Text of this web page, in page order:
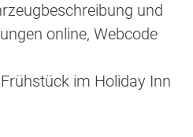
und
online, Webcode
im Holiday Inn